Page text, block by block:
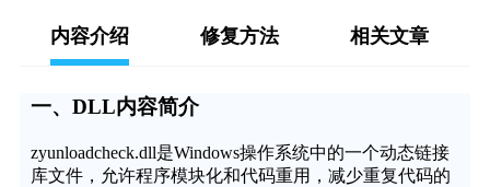
内容介绍 修复方法 相关文章
一、DLL内容简介
zyunloadcheck.dll是Windows操作系统中的一个动态链接
库文件，允许程序模块化和代码重用，减少重复代码的